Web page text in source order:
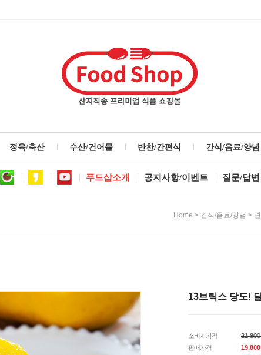
정육/축산 수산/건어물 반찬/간편식 간식/음료/양념
푸드샵소개 공지사항/이벤트 질문/답변
Home > 간식/음료/양념 >
13브릭스 당도!
소비자가격
판매가격